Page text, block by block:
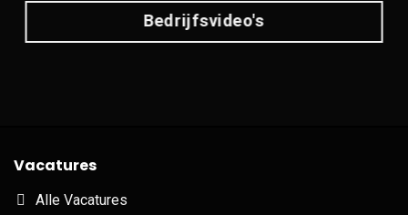
Bedrijfsvideo's
Vacatures
Alle Vacatures